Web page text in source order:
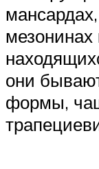
они
формы,